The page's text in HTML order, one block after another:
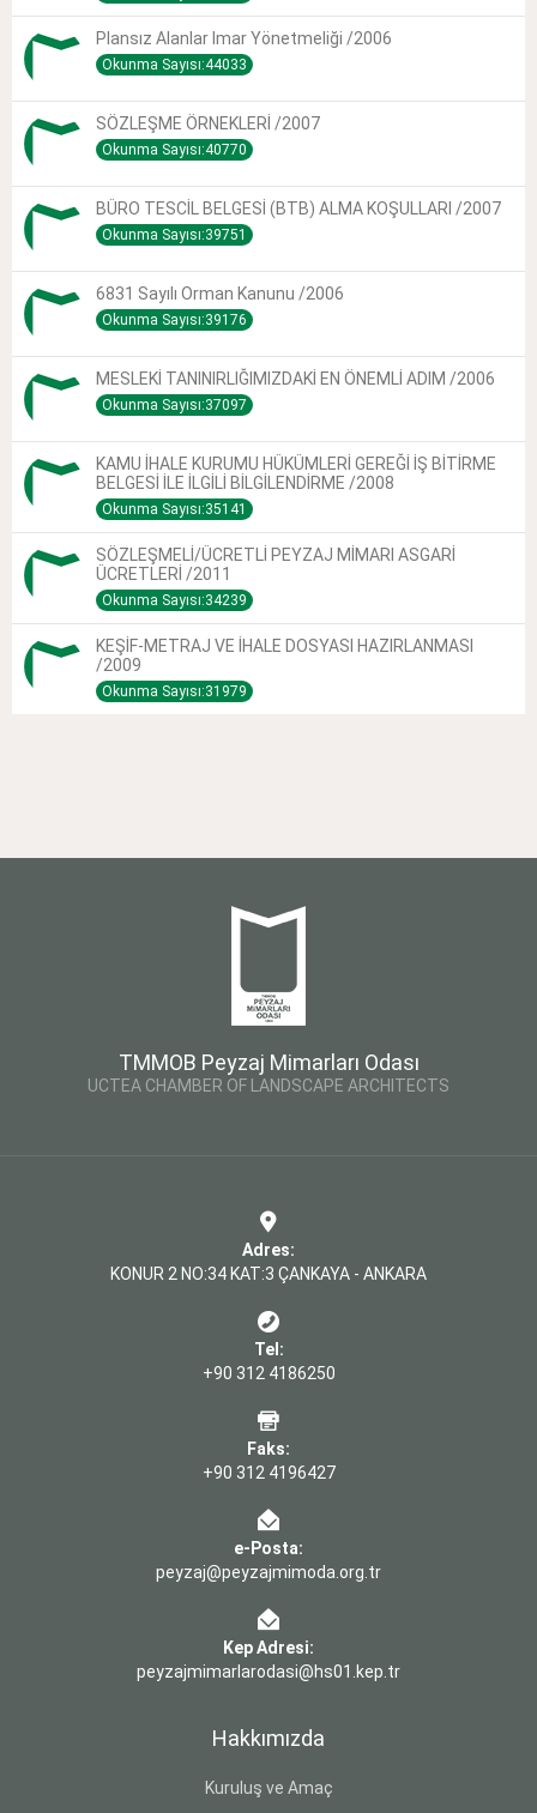
Plansız Alanlar Imar Yönetmeliği /2006
Okunma Sayısı:44033
SÖZLEŞME ÖRNEKLERİ /2007
Okunma Sayısı:40770
BÜRO TESCİL BELGESİ (BTB) ALMA KOŞULLARI /2007
Okunma Sayısı:39751
6831 Sayılı Orman Kanunu /2006
Okunma Sayısı:39176
MESLEKİ TANINIRLIĞIMIZDAKİ EN ÖNEMLİ ADIM /2006
Okunma Sayısı:37097
KAMU İHALE KURUMU HÜKÜMLERİ GEREĞİ İŞ BİTİRME
BELGESİ İLE İLGİLİ BİLGİLENDİRME /2008
Okunma Sayısı:35141
SÖZLEŞMELİ/ÜCRETLİ PEYZAJ MİMARI ASGARİ
ÜCRETLERİ /2011
Okunma Sayısı:34239
KEŞİF-METRAJ VE İHALE DOSYASI HAZIRLANMASI
/2009
Okunma Sayısı:31979
TMMOB Peyzaj Mimarları Odası
UCTEA CHAMBER OF LANDSCAPE ARCHITECTS
Adres:
KONUR 2 NO:34 KAT:3 ÇANKAYA - ANKARA
Tel:
+90 312 4186250
Faks:
+90 312 4196427
e-Posta:
peyzaj@peyzajmimoda.org.tr
Kep Adresi:
peyzajmimarlarodasi@hs01.kep.tr
Hakkımızda
Kuruluş ve Amaç